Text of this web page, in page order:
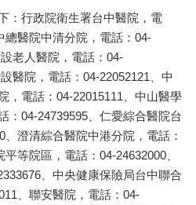
行政院衛生署台中醫院，電
總醫院中清分院，電話：04-
老人醫院，電話：04-
醫院，電話：04-22052121、中
，電話：04-22015111、中山醫學
：04-24739595、仁愛綜合醫院台
澄清綜合醫院中港分院，電話：
等院區，電話：04-24632000、
、中央健康保險局台中聯合
、聯安醫院，電話：04-